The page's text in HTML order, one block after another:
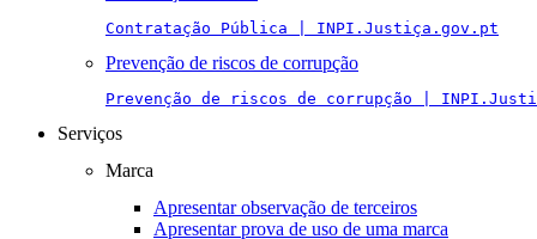
Contratação Pública | INPI.Justiça.gov.pt
Prevenção de riscos de corrupção
Prevenção de riscos de corrupção |
Serviços
Marca
Apresentar observação de terceiros
Apresentar prova de uso de uma marca